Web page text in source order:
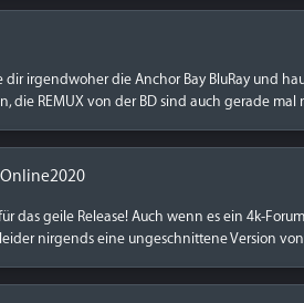
dir irgendwoher die Anchor Bay BluRay und
die REMUX von der BD sind auch gerade mal
das geile Release! Auch wenn es ein 4k-
nirgends eine ungeschnittene Version